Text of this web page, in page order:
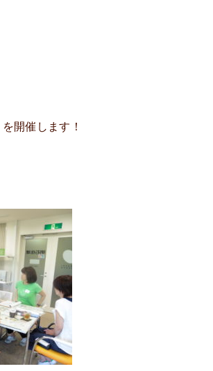
開催します！